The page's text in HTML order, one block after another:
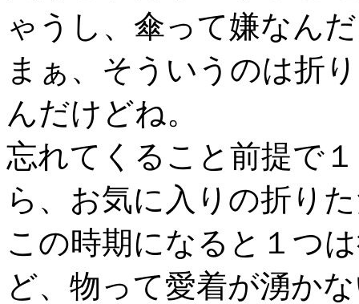
ゃうし、傘って嫌なん
まぁ、そういうのは折
んだけどね。
忘れてくること前提で
ら、お気に入りの折り
この時期になると１つ
ど、物って愛着が湧か